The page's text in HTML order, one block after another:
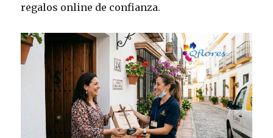
regalos online de confianza.